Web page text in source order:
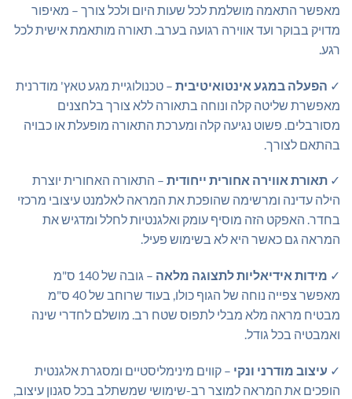
מאפשר התאמה מושלמת לכל שעות היום ולכל צורך – מאיפור
מדויק בבוקר ועד אווירה רגועה בערב. תאורה מותאמת אישית לכל
רגע.
✓ הפעלה במגע אינטואיטיבית – טכנולוגיית מגע טאץ' מודרנית
מאפשרת שליטה קלה ונוחה בתאורה ללא צורך בלחצנים
מסורבלים. פשוט נגיעה קלה ומערכת התאורה מופעלת או כבויה
בהתאם לצורך.
✓ תאורת אווירה אחורית ייחודית – התאורה האחורית יוצרת
הילה עדינה ומרשימה שהופכת את המראה לאלמנט עיצובי מרכזי
בחדר. האפקט הזה מוסיף עומק ואלגנטיות לחלל ומדגיש את
המראה גם כאשר היא לא בשימוש פעיל.
✓ מידות אידיאליות לתצוגה מלאה
– גובה של 140 ס"מ
מאפשר צפייה נוחה של הגוף כולו, בעוד שרוחב של 40 ס"מ
מבטיח מראה מלא מבלי לתפוס שטח רב. מושלם לחדרי שינה
ואמבטיה בכל גודל.
✓ עיצוב מודרני ונקי – קווים מינימליסטיים ומסגרת אלגנטית
הופכים את המראה למוצר רב-שימושי שמשתלב בכל סגנון עיצוב,